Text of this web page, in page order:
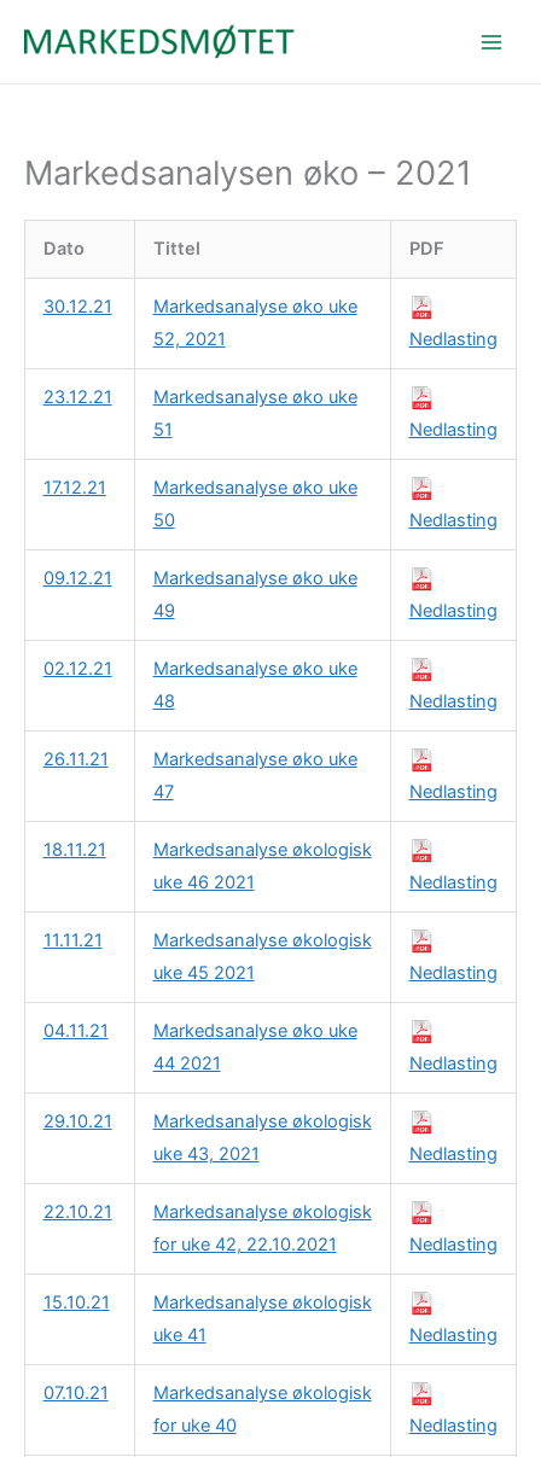
Markedsanalysen øko – 2021
Dato Tittel PDF
30.12.21
Markedsanalyse øko uke
52, 2021
Nedlasting
23.12.21
Markedsanalyse øko uke
51
Nedlasting
17.12.21
Markedsanalyse øko uke
50
Nedlasting
09.12.21
Markedsanalyse øko uke
49
Nedlasting
02.12.21
Markedsanalyse øko uke
48
Nedlasting
26.11.21
Markedsanalyse øko uke
47
Nedlasting
18.11.21
Markedsanalyse økologisk
uke 46 2021
Nedlasting
11.11.21
Markedsanalyse økologisk
uke 45 2021
Nedlasting
04.11.21
Markedsanalyse øko uke
44 2021
Nedlasting
29.10.21
Markedsanalyse økologisk
uke 43, 2021
Nedlasting
22.10.21
Markedsanalyse økologisk
for uke 42, 22.10.2021
Nedlasting
15.10.21
Markedsanalyse økologisk
uke 41
Nedlasting
07.10.21
Markedsanalyse økologisk
for uke 40
Nedlasting